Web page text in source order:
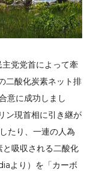
党党首によって牽
二酸化炭素ネット排
意に成功しまし
ン現首相に引き継が
たり、一連の人為
吸収される二酸化
より）を「カーボ